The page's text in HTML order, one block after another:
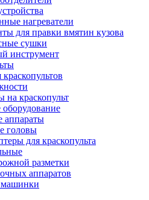
нагреватели
для правки вмятин кузова
сушки
инструмент
краскопульт
аппараты
головы
для краскопульта
разметки
аппаратов